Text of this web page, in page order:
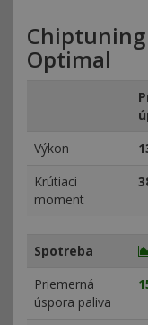
Optimal
Výkon
Krútiaci
moment
Spotreba
Priemerná
úspora paliva